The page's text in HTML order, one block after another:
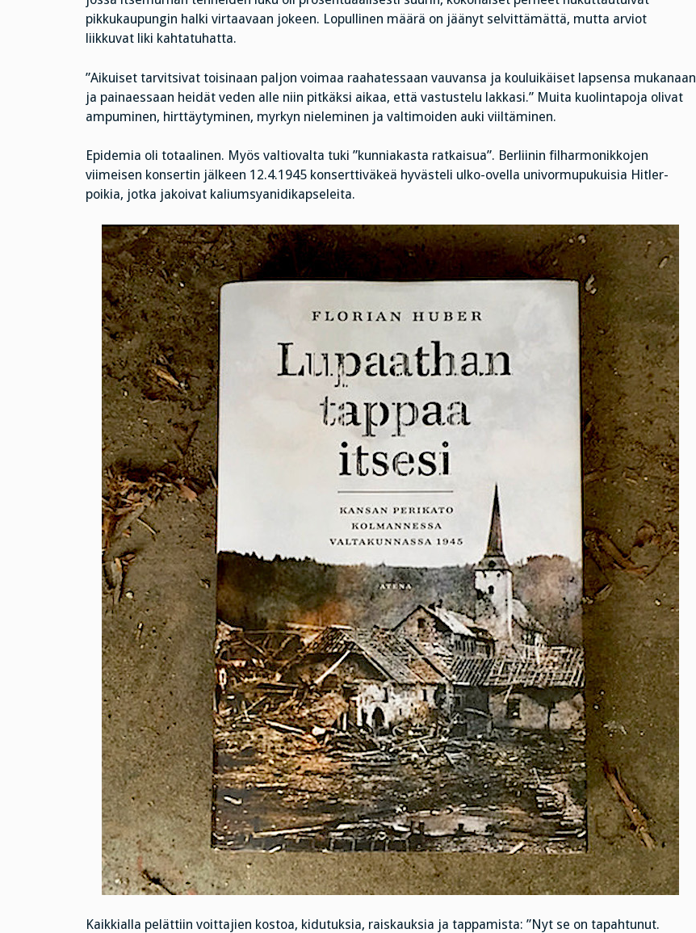
pikkukaupungin halki virtaavaan jokeen. Lopullinen määrä on jäänyt selvittämättä, mutta arviot
liikkuvat liki kahtatuhatta.
”Aikuiset tarvitsivat toisinaan paljon voimaa raahatessaan vauvansa ja kouluikäiset lapsensa mukanaan
ja painaessaan heidät veden alle niin pitkäksi aikaa, että vastustelu lakkasi.” Muita kuolintapoja olivat
ampuminen, hirttäytyminen, myrkyn nieleminen ja valtimoiden auki viiltäminen.
Epidemia oli totaalinen. Myös valtiovalta tuki ”kunniakasta ratkaisua”. Berliinin filharmonikkojen
viimeisen konsertin jälkeen 12.4.1945 konserttiväkeä hyvästeli ulko-ovella univormupukuisia Hitler-
poikia, jotka jakoivat kaliumsyanidikapseleita.
Kaikkialla pelättiin voittajien kostoa, kidutuksia, raiskauksia ja tappamista: ”Nyt se on tapahtunut.